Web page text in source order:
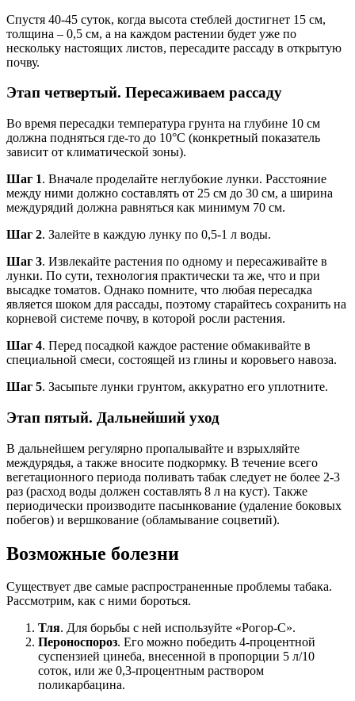
Спустя 40-45 суток, когда высота стеблей достигнет 15 см,
толщина – 0,5 см, а на каждом растении будет уже по
нескольку настоящих листов, пересадите рассаду в открытую
почву.
Этап четвертый. Пересаживаем рассаду
Во время пересадки температура грунта на глубине 10 см
должна подняться где-то до 10°С (конкретный показатель
зависит от климатической зоны).
Шаг 1. Вначале проделайте неглубокие лунки. Расстояние
между ними должно составлять от 25 см до 30 см, а ширина
междурядий должна равняться как минимум 70 см.
Шаг 2. Залейте в каждую лунку по 0,5-1 л воды.
Шаг 3. Извлекайте растения по одному и пересаживайте в
лунки. По сути, технология практически та же, что и при
высадке томатов. Однако помните, что любая пересадка
является шоком для рассады, поэтому старайтесь сохранить на
корневой системе почву, в которой росли растения.
Шаг 4. Перед посадкой каждое растение обмакивайте в
специальной смеси, состоящей из глины и коровьего навоза.
Шаг 5. Засыпьте лунки грунтом, аккуратно его уплотните.
Этап пятый. Дальнейший уход
В дальнейшем регулярно пропалывайте и взрыхляйте
междурядья, а также вносите подкормку. В течение всего
вегетационного периода поливать табак следует не более 2-3
раз (расход воды должен составлять 8 л на куст). Также
периодически производите пасынкование (удаление боковых
побегов) и вершкование (обламывание соцветий).
Возможные болезни
Существует две самые распространенные проблемы табака.
Рассмотрим, как с ними бороться.
Тля. Для борьбы с ней используйте «Рогор-С».
Пероноспороз. Его можно победить 4-процентной
суспензией цинеба, внесенной в пропорции 5 л/10
соток, или же 0,3-процентным раствором
поликарбацина.